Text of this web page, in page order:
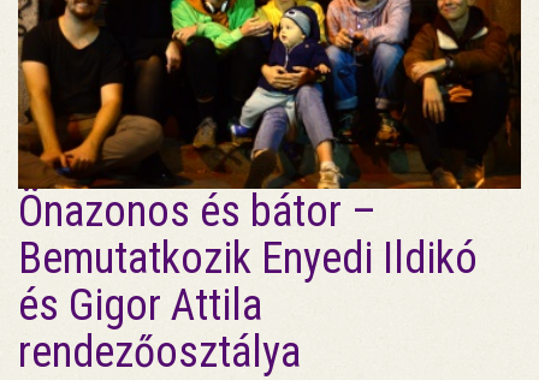
Önazonos és bátor –
Bemutatkozik Enyedi Ildikó
és Gigor Attila
rendezőosztálya